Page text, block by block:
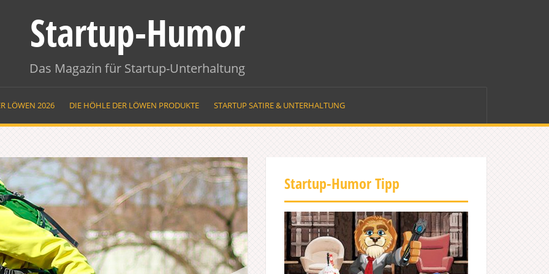
Startup-Humor
Das Magazin für Startup-Unterhaltung
LÖWEN 2026 DIE HÖHLE DER LÖWEN PRODUKTE STARTUP SATIRE & UNTERHALTUNG
Startup-Humor Tipp